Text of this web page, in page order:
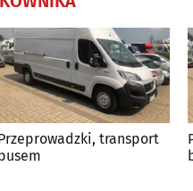
transport
busem